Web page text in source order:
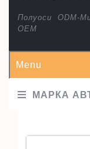
Полуоси ODM-
ОЕМ
Menu
МАРКА